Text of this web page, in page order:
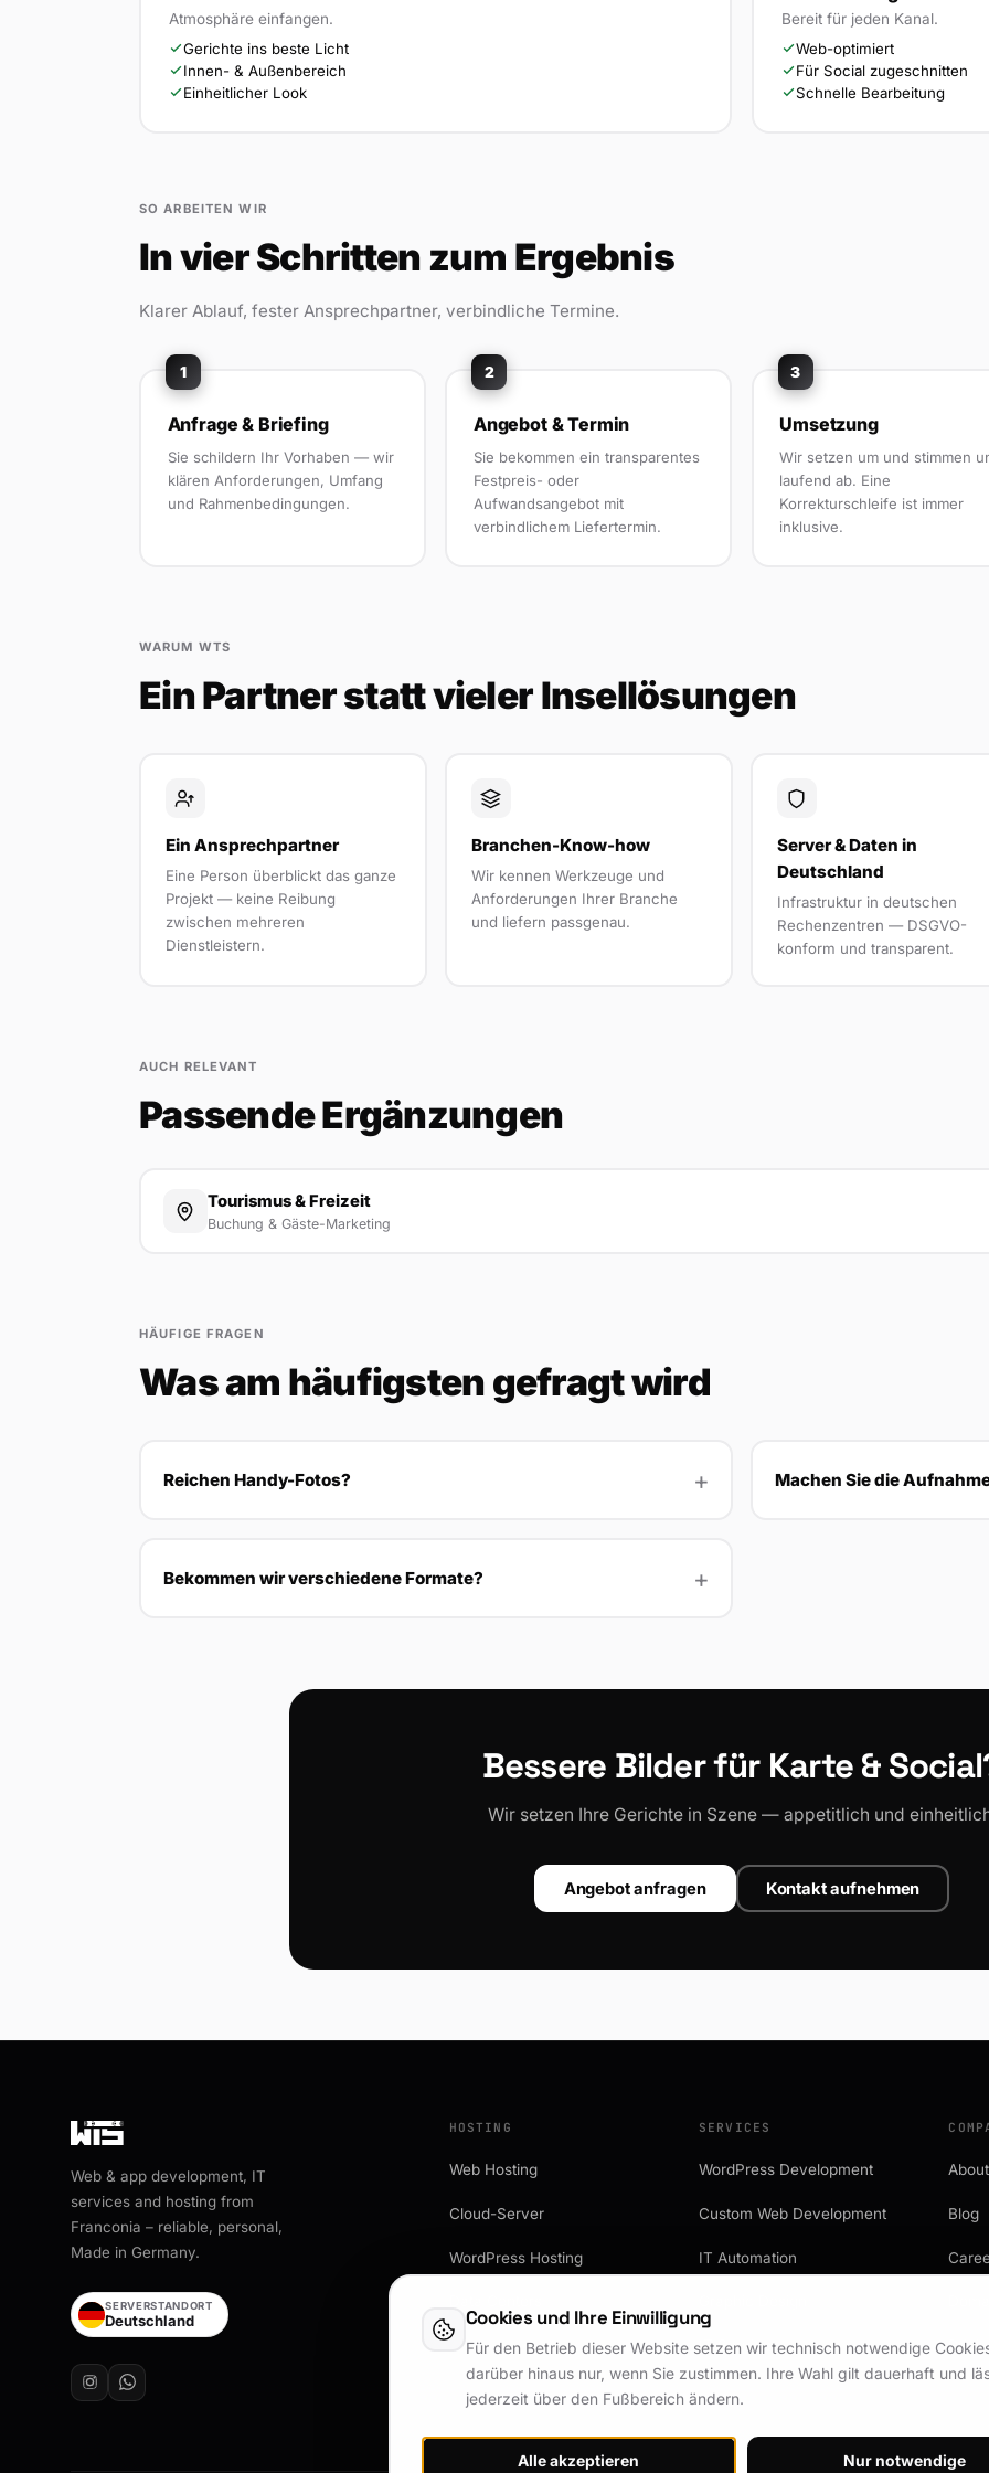
Atmosphäre einfangen.
Gerichte ins beste Licht
Innen- & Außenbereich
Einheitlicher Look
Bereit für jeden Kanal.
Web-optimiert
Für Social zugeschnitten
Schnelle Bearbeitung
SO ARBEITEN WIR
In vier Schritten zum Ergebnis
Klarer Ablauf, fester Ansprechpartner, verbindliche Termine.
1
Anfrage & Briefing
Sie schildern Ihr Vorhaben — wir
klären Anforderungen, Umfang
und Rahmenbedingungen.
2
Angebot & Termin
Sie bekommen ein transparentes
Festpreis- oder
Aufwandsangebot mit
verbindlichem Liefertermin.
3
Umsetzung
Wir setzen um und stimmen
laufend ab. Eine
Korrekturschleife ist immer
inklusive.
WARUM WTS
Ein Partner statt vieler Insellösungen
Ein Ansprechpartner
Eine Person überblickt das ganze
Projekt — keine Reibung
zwischen mehreren
Dienstleistern.
Branchen-Know-how
Wir kennen Werkzeuge und
Anforderungen Ihrer Branche
und liefern passgenau.
Server & Daten in
Deutschland
Infrastruktur in deutschen
Rechenzentren — DSGVO-
konform und transparent.
AUCH RELEVANT
Passende Ergänzungen
Tourismus & Freizeit
Buchung & Gäste-Marketing
HÄUFIGE FRAGEN
Was am häufigsten gefragt wird
Reichen Handy-Fotos? Machen Sie die
Bekommen wir verschiedene Formate?
Bessere Bilder für Karte &
Wir setzen Ihre Gerichte in Szene — appetitlich und
Angebot anfragen Kontakt aufnehmen
Web & app development, IT
services and hosting from
Franconia – reliable, personal,
Made in Germany.
SERVERSTANDORT
Deutschland
HOSTING
Web Hosting
Cloud-Server
WordPress Hosting
SERVICES
WordPress Development
Custom Web Development
IT Automation
IT Services
Blog
Cookies und Ihre Einwilligung
Für den Betrieb dieser Website setzen wir technisch notwendige
darüber hinaus nur, wenn Sie zustimmen. Ihre Wahl gilt dauerhaft und
jederzeit über den Fußbereich ändern.
Alle akzeptieren Nur notwendige